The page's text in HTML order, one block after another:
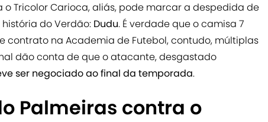
o Tricolor Carioca, aliás, pode marcar a despedida de
do Verdão: Dudu. É verdade que o camisa 7
contrato na Academia de Futebol, contudo, múltiplas
dão conta de que o atacante, desgastado
ser negociado ao final da temporada.
Palmeiras contra o